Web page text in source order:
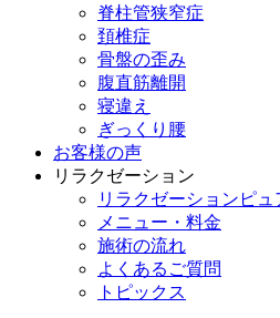
脊柱管狭窄症
頚椎症
骨盤の歪み
腹直筋離開
寝違え
ぎっくり腰
お客様の声
リラクゼーション
リラクゼーションピュ
メニュー・料金
施術の流れ
よくあるご質問
トピックス